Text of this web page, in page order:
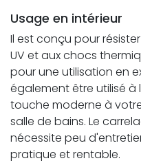
Usage en intérieur
Il est conçu pour
UV et aux chocs
pour une utilisation en
également être utilisé à
touche moderne à
salle de bains. Le
nécessite peu
pratique et rentable.